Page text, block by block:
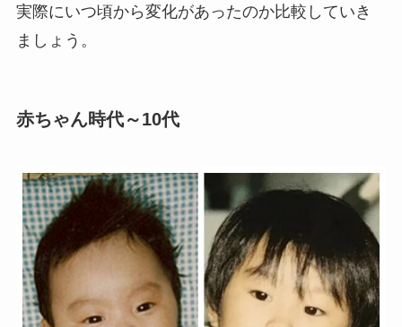
実際にいつ頃から変化があったのか比較していき
ましょう。
赤ちゃん時代～10代